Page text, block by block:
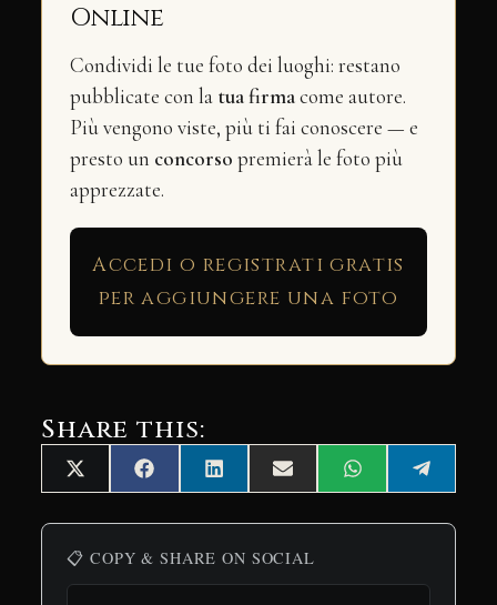
Online
Condividi le tue foto dei luoghi: restano
pubblicate con la tua firmacome autore.
Più vengono viste, più ti fai conoscere — e
presto un concorso premierà le foto più
apprezzate.
Accedi o registrati gratis
per aggiungere una foto
Share this:
Share
on
X
(Twitter)
Share
on
FacebookShare
on
LinkedInShare
on
Email Share
on
WhatsAppShare
on
📋 COPY & SHARE ON SOCIAL